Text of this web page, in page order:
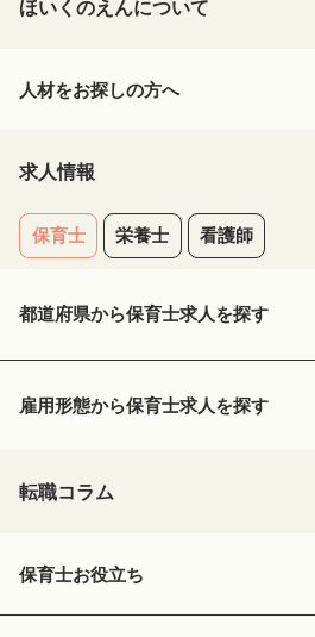
ほいくのえんについて
人材をお探しの方へ
求人情報
保育士 栄養士 看護師
都道府県から保育士求人を探す
雇用形態から保育士求人を探す
転職コラム
保育士お役立ち